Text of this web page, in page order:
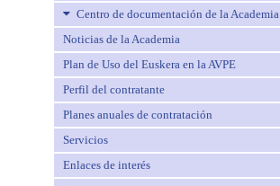
Centro de documentación de la Academia
Noticias de la Academia
Plan de Uso del Euskera en la AVPE
Perfil del contratante
Planes anuales de contratación
Servicios
Enlaces de interés